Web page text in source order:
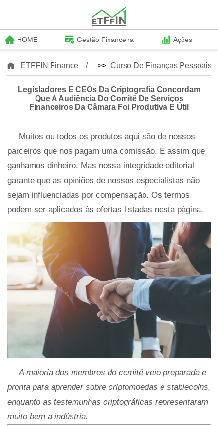
HOME Gestão Financeira Ações
ETFFIN Finance >> Curso De Finanças Pessoais
Legisladores E CEOs Da Criptografia Concordam
Que A Audiência Do Comitê De Serviços
Financeiros Da Câmara Foi Produtiva E Útil
Muitos ou todos os produtos aqui são de nossos
parceiros que nos pagam uma comissão. É assim que
ganhamos dinheiro. Mas nossa integridade editorial
garante que as opiniões de nossos especialistas não
sejam influenciadas por compensação. Os termos
podem ser aplicados às ofertas listadas nesta página.
A maioria dos membros do comitê veio preparada e
pronta para aprender sobre criptomoedas e stablecoins,
enquanto as testemunhas criptográficas representaram
muito bem a indústria.